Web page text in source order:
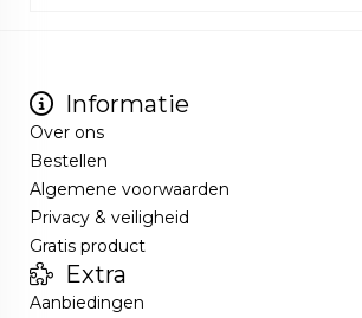
Informatie
Over ons
Bestellen
Algemene voorwaarden
Privacy & veiligheid
Gratis product
Extra
Aanbiedingen